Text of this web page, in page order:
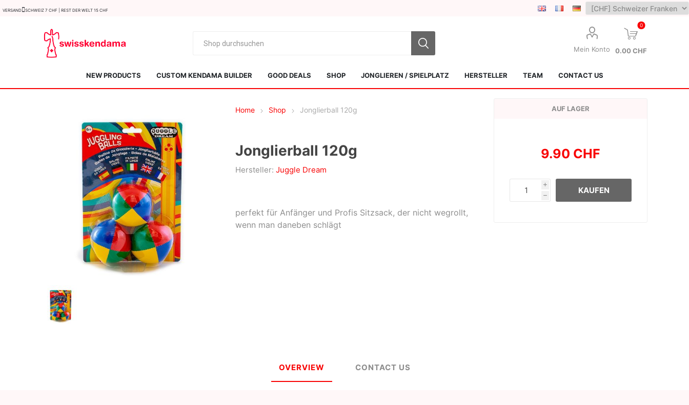
Versand Schweiz 7 CHF | Rest der Welt 15 CHF
Mein Konto
0
0.00 CHF
NEW PRODUCTS CUSTOM KENDAMA BUILDER GOOD DEALS SHOP JONGLIEREN / SPIELPLATZ HERSTELLER
KROM Grain Theory
OKendama
V-CUBE Juggle Dream
TEAM CONTACT US
Home Shop Jonglierball 120g
Jonglierball 120g
Hersteller: Juggle Dream
perfekt für Anfänger und Profis Sitzsack, der nicht wegrollt,
wenn man daneben schlägt
AUF LAGER
9.90 CHF
i
h
KAUFEN
OVERVIEW CONTACT US